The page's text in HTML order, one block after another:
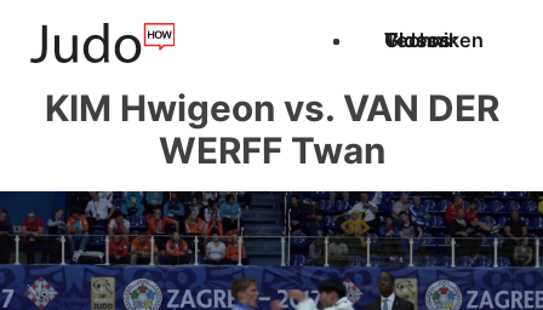
Techniken
Videos
Glossar
KIM Hwigeon vs. VAN DER
WERFF Twan